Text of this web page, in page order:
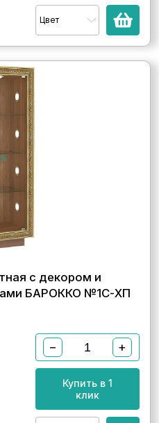
Цвет
с декором и
БАРОККО №1С-ХП
− +
Купить в 1
клик